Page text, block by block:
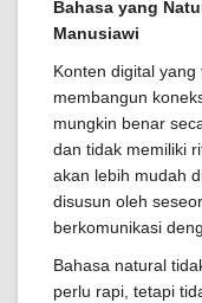
Bahasa yang
Manusiawi
Konten digital
membangun
mungkin benar
dan tidak memiliki
akan lebih mudah
disusun oleh
berkomunikasi
Bahasa natural
perlu rapi, tetapi